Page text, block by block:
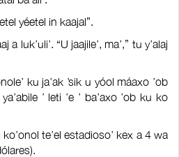
yéetel in kaajal”.
a luk’uli’. “U jaajile’, ma’,” tu y’alaj
ku ja’ak ’sik u yóol máaxo ’ob
’ leti ’e ’ ba’axo ’ob ku ko
te’el estadioso’ kex a 4 wa